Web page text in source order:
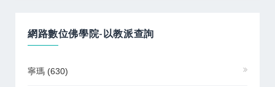
網路數位佛學院-以教派查詢
寧瑪 (630)